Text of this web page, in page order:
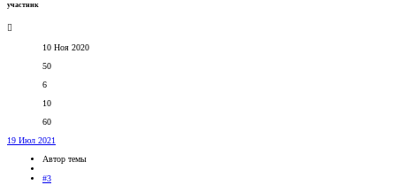
участник
10 Ноя 2020
50
6
10
60
19 Июл 2021
Автор темы
#3